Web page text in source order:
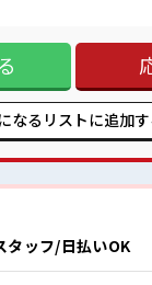
で友人や家族との予定も
♪ ≪未経験でも活躍で
は不安だけど、 しっかり
スキルUP・ステップUP
合った期間で働ける≫
フレッシ
が多いあなたにもぴった
すい♪
なるリストに追加
タッフ/日払いOK